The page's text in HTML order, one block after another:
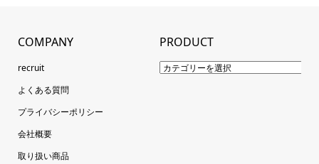
COMPANY
recruit
よくある質問
プライバシーポリシー
会社概要
取り扱い商品
PRODUCT